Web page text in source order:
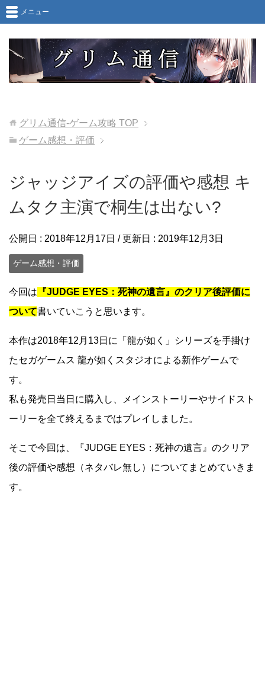
メニュー
グリム通信-ゲーム攻略 TOP
ゲーム感想・評価
ジャッジアイズの評価や感想 キ
ムタク主演で桐生は出ない?
公開日 : 2018年12月17日 / 更新日 : 2019年12月3日
ゲーム感想・評価
今回は 『JUDGE EYES：死神の遺言』のクリア後評価に
ついて書いていこうと思います。
本作は2018年12月13日に「龍が如く」シリーズを手掛け
たセガゲームス 龍が如くスタジオによる新作ゲームで
す。
私も発売日当日に購入し、メインストーリーやサイドスト
ーリーを全て終えるまではプレイしました。
そこで今回は、『JUDGE EYES：死神の遺言』のクリア
後の評価や感想（ネタバレ無し）についてまとめていきま
す。